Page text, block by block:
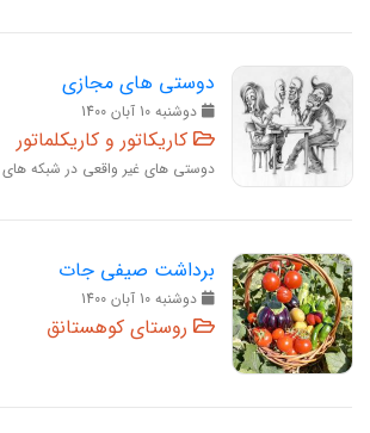
دوستی های مجازی
دوشنبه 10 آبان 1400
کاریکاتور و کاریکلماتور
دوستی های غیر واقعی در شبکه های
برداشت صیفی جات
دوشنبه 10 آبان 1400
روستای کوهستانق